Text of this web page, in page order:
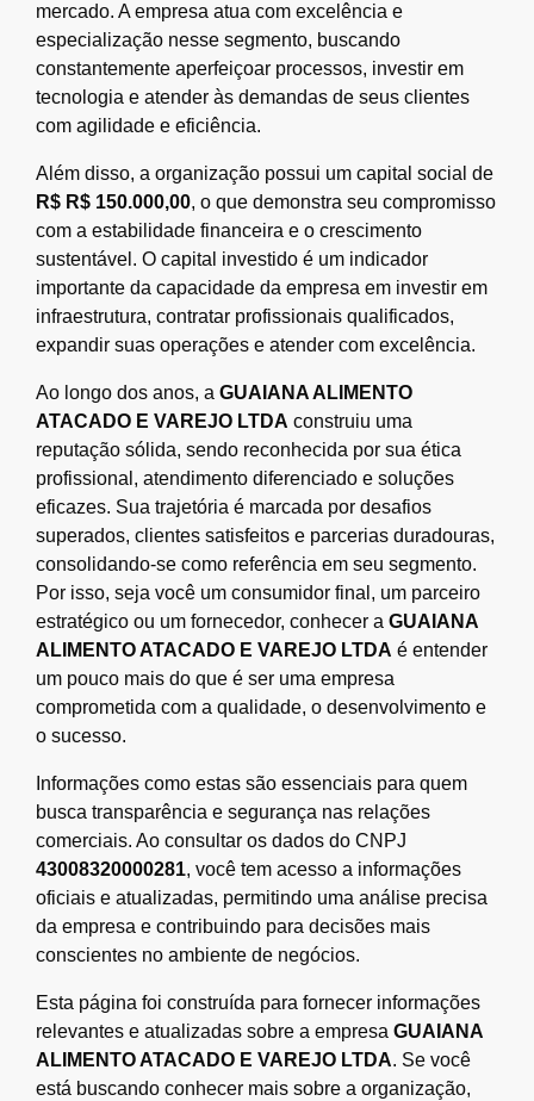
mercado. A empresa atua com excelência e
especialização nesse segmento, buscando
constantemente aperfeiçoar processos, investir em
tecnologia e atender às demandas de seus clientes
com agilidade e eficiência.
Além disso, a organização possui um capital social de
R$ R$ 150.000,00, o que demonstra seu compromisso
com a estabilidade financeira e o crescimento
sustentável. O capital investido é um indicador
importante da capacidade da empresa em investir em
infraestrutura, contratar profissionais qualificados,
expandir suas operações e atender com excelência.
Ao longo dos anos, a GUAIANA ALIMENTO
ATACADO E VAREJO LTDA construiu uma
reputação sólida, sendo reconhecida por sua ética
profissional, atendimento diferenciado e soluções
eficazes. Sua trajetória é marcada por desafios
superados, clientes satisfeitos e parcerias duradouras,
consolidando-se como referência em seu segmento.
Por isso, seja você um consumidor final, um parceiro
estratégico ou um fornecedor, conhecer a GUAIANA
ALIMENTO ATACADO E VAREJO LTDA é entender
um pouco mais do que é ser uma empresa
comprometida com a qualidade, o desenvolvimento e
o sucesso.
Informações como estas são essenciais para quem
busca transparência e segurança nas relações
comerciais. Ao consultar os dados do CNPJ
43008320000281, você tem acesso a informações
oficiais e atualizadas, permitindo uma análise precisa
da empresa e contribuindo para decisões mais
conscientes no ambiente de negócios.
Esta página foi construída para fornecer informações
relevantes e atualizadas sobre a empresa GUAIANA
ALIMENTO ATACADO E VAREJO LTDA. Se você
está buscando conhecer mais sobre a organização,